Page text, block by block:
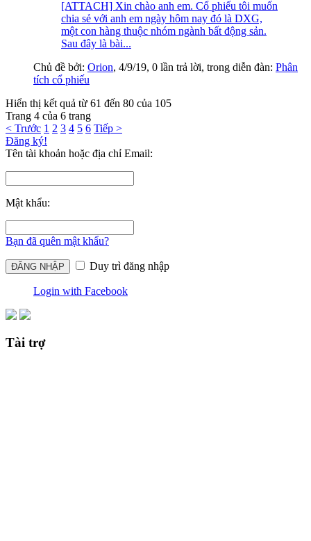
[ATTACH] Xin chào anh em. Cổ phiếu tôi muốn
chia sẻ với anh em ngày hôm nay đó là DXG,
một con hàng thuộc nhóm ngành bất động sản.
Sau đây là bài...
Chủ đề bởi: Orion, 4/9/19, 0 lần trả lời, trong diễn đàn: Phân
tích cổ phiếu
Hiển thị kết quả từ 61 đến 80 của 105
Trang 4 của 6 trang
< Trước 1 2 3 4 5 6 Tiếp >
Đăng ký!
Tên tài khoản hoặc địa chỉ Email:
Mật khẩu:
Bạn đã quên mật khẩu?
Duy trì đăng nhập
Login with Facebook
Tài trợ